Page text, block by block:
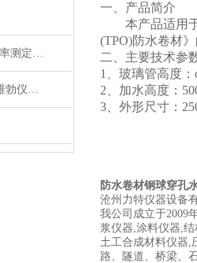
补偿混凝土收缩、膨胀率测定仪直营店
HVC—1型拌合物数显维勃仪直营店
一、 产品简介
本产品适用
(TPO)防水卷材》
二、 主要技术参
1、玻璃管高度：
2 、加水高度：
3 、外形尺寸：
防水卷材钢球穿孔
沧州力特仪器设备
我公司成立于2009
浆仪器,涂料仪器,
土工合成材料仪器,
路、隧道、桥梁、